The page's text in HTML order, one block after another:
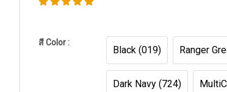
สี Color :
Black (019) Ranger
Dark Navy (724)